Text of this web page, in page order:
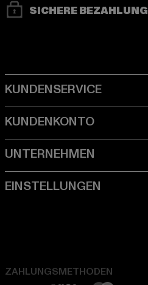
SICHERE BEZAHLUNG
ZAHLUNGSMETHODEN